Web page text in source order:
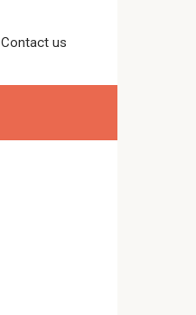
Contact us